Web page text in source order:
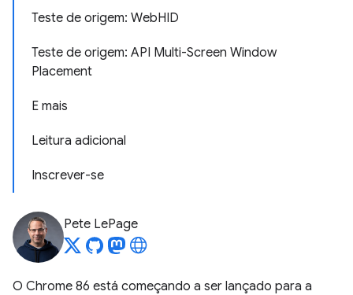
Teste de origem: WebHID
Teste de origem: API Multi-Screen Window
Placement
E mais
Leitura adicional
Inscrever-se
Pete LePage
O Chrome 86 está começando a ser lançado para a